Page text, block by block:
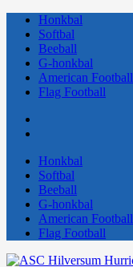
Honkbal
Softbal
Beeball
G-honkbal
American Football
Flag Football
Honkbal
Softbal
Beeball
G-honkbal
American Football
Flag Football